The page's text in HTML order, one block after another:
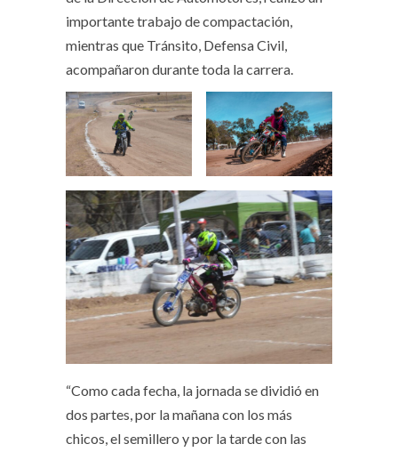
importante trabajo de compactación,
mientras que Tránsito, Defensa Civil,
acompañaron durante toda la carrera.
“Como cada fecha, la jornada se dividió en
dos partes, por la mañana con los más
chicos, el semillero y por la tarde con las